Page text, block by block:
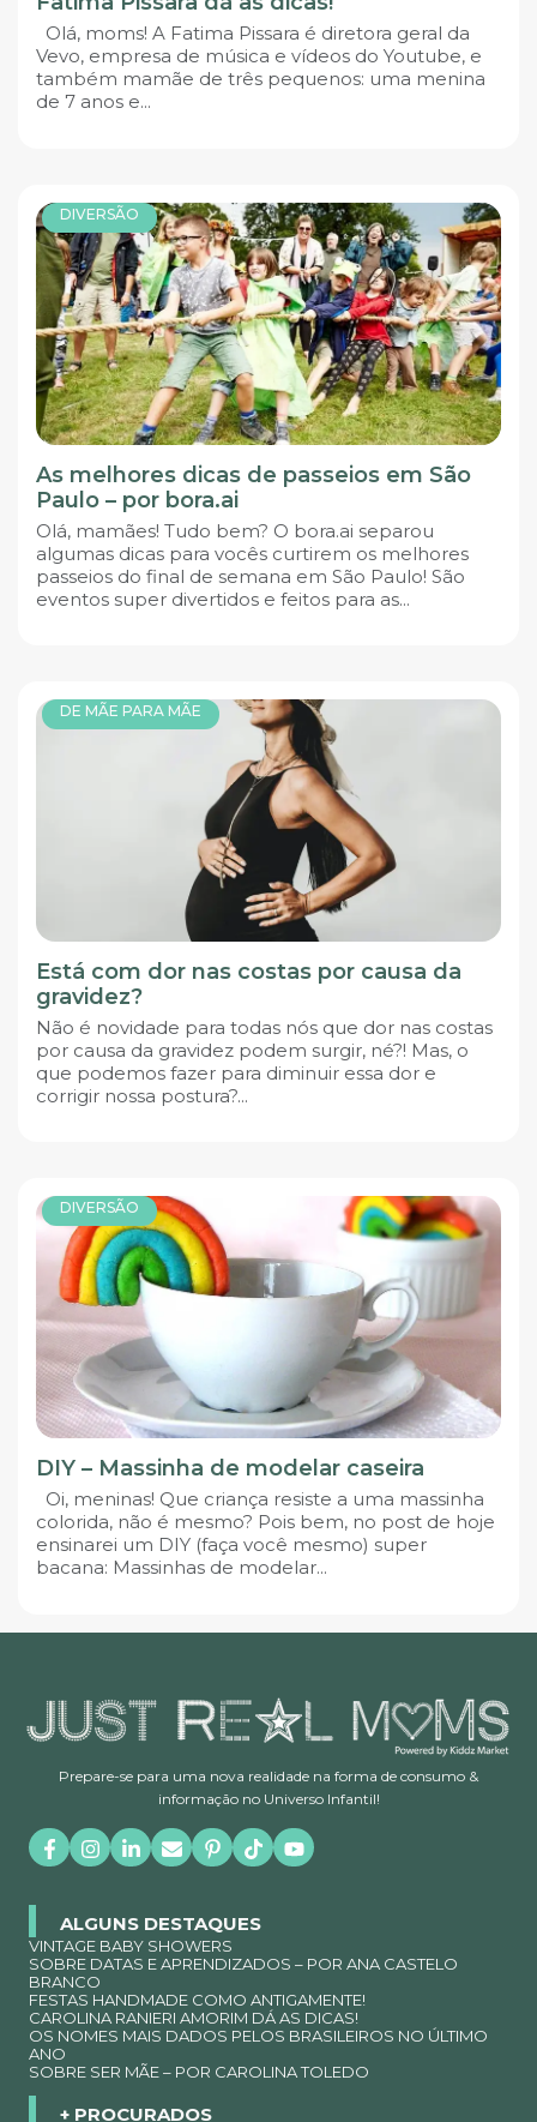
Olá, moms! A Fatima Pissara é diretora geral da
Vevo, empresa de música e vídeos do Youtube, e
também mamãe de três pequenos: uma menina
de 7 anos e...
DIVERSÃO
As melhores dicas de passeios em São
Paulo – por bora.ai
Olá, mamães! Tudo bem? O bora.ai separou
algumas dicas para vocês curtirem os melhores
passeios do final de semana em São Paulo! São
eventos super divertidos e feitos para as...
DE MÃE PARA MÃE
Está com dor nas costas por causa da
gravidez?
Não é novidade para todas nós que dor nas costas
por causa da gravidez podem surgir, né?! Mas, o
que podemos fazer para diminuir essa dor e
corrigir nossa postura?...
DIVERSÃO
DIY – Massinha de modelar caseira
Oi, meninas! Que criança resiste a uma massinha
colorida, não é mesmo? Pois bem, no post de hoje
ensinarei um DIY (faça você mesmo) super
bacana: Massinhas de modelar...
Prepare-se para uma nova realidade na forma de consumo &
informação no Universo Infantil!
ALGUNS DESTAQUES
VINTAGE BABY SHOWERS
SOBRE DATAS E APRENDIZADOS – POR ANA CASTELO
BRANCO
FESTAS HANDMADE COMO ANTIGAMENTE!
CAROLINA RANIERI AMORIM DÁ AS DICAS!
OS NOMES MAIS DADOS PELOS BRASILEIROS NO ÚLTIMO
ANO
SOBRE SER MÃE – POR CAROLINA TOLEDO
+ PROCURADOS